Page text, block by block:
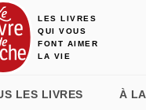
RECHERCHE
LES LIVRES
QUI VOUS
FONT AIMER
LA VIE
LES LIVRES À